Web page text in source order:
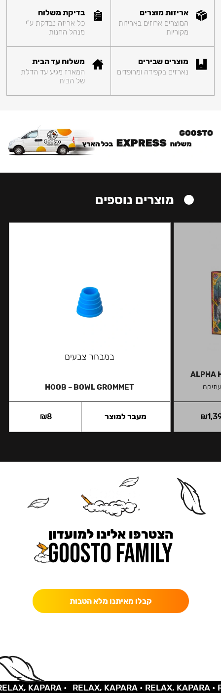
אריזות מוצרים
המוצרים ארוזים באריזות
מקוריות
בדיקת משלוח
כל אריזה נבדקת ע"י
מנהל החנות
מוצרים שבירים
נארזים בקפידה ומרופדים
משלוח עד הבית
המארז מגיע עד הדלת
של הבית
מוצרים נוספים
ALPHA
₪
במבחר צבעים
HOOB – BOWL GROMMET
₪8 מעבר למוצר
הצטרפו אלינו למועדון
קבלו מאיתנו מלא הטבות
KAPARA • RELAX, KAPARA •RELAX, KAPARA •